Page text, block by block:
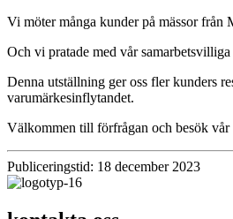
Vi möter många kunder på mässor från
Och vi pratade med vår
Denna utställning ger oss fler kunders
varumärkesinflytandet.
Välkommen till förfrågan och besök vår
Publiceringstid: 18 december 2023